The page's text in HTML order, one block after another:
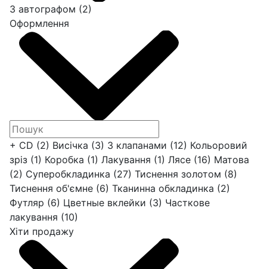
З автографом (2)
Оформлення
+ CD (2) Висічка (3) З клапанами (12) Кольоровий
зріз (1) Коробка (1) Лакування (1) Лясе (16) Матова
(2) Суперобкладинка (27) Тиснення золотом (8)
Тиснення об'ємне (6) Тканинна обкладинка (2)
Футляр (6) Цветные вклейки (3) Часткове
лакування (10)
Хіти продажу